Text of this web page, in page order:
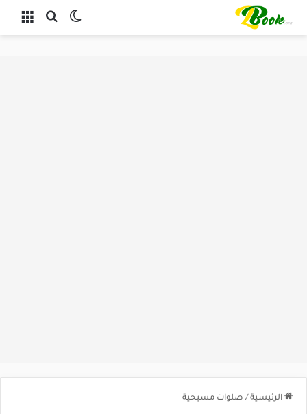
القائمة بحث عن
الرئيسية / صلوات مسيحية